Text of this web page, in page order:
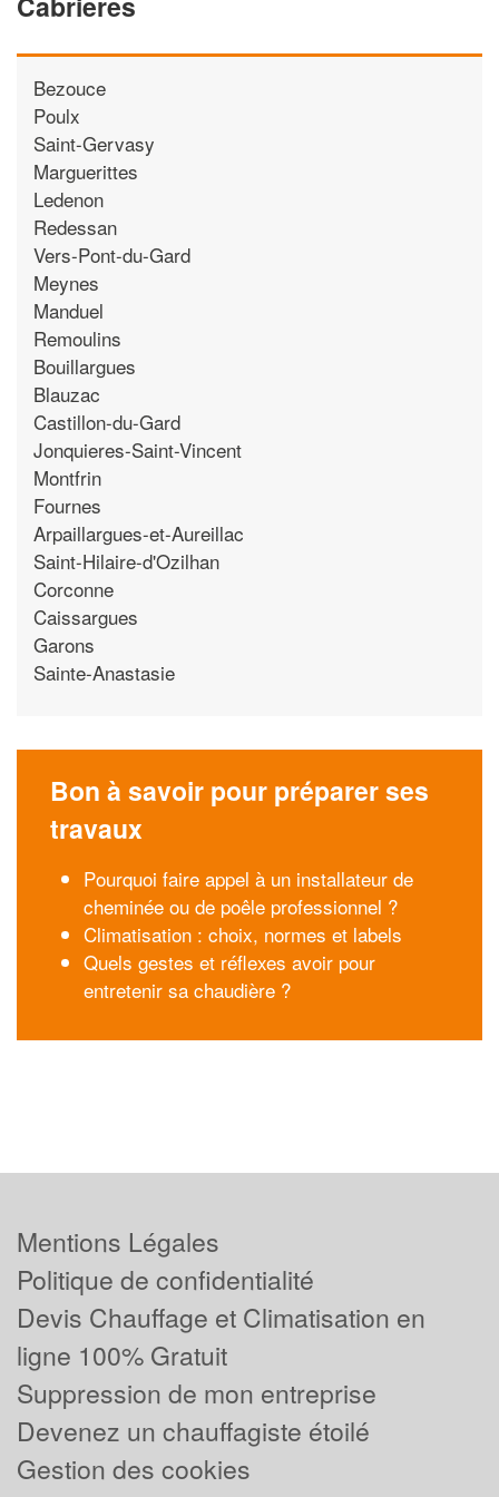
Bezouce
Poulx
Saint-Gervasy
Marguerittes
Ledenon
Redessan
Vers-Pont-du-Gard
Meynes
Manduel
Remoulins
Bouillargues
Blauzac
Castillon-du-Gard
Jonquieres-Saint-Vincent
Montfrin
Fournes
Arpaillargues-et-Aureillac
Saint-Hilaire-d'Ozilhan
Corconne
Caissargues
Garons
Sainte-Anastasie
Bon à savoir pour préparer ses
travaux
Pourquoi faire appel à un installateur de
cheminée ou de poêle professionnel ?
Climatisation : choix, normes et labels
Quels gestes et réflexes avoir pour
entretenir sa chaudière ?
Mentions Légales
Politique de confidentialité
Devis Chauffage et Climatisation en
ligne 100% Gratuit
Suppression de mon entreprise
Devenez un chauffagiste étoilé
Gestion des cookies